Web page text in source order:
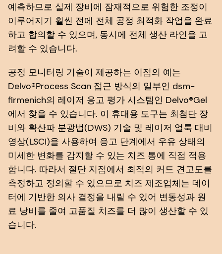
예측하므로 실제 장비에 잠재적으로 위험한 조정이
이루어지기 훨씬 전에 전체 공정 최적화 작업을 완료
하고 합의할 수 있으며, 동시에 전체 생산 라인을 고
려할 수 있습니다.
공정 모니터링 기술이 제공하는 이점의 예는
Delvo®Process Scan 접근 방식의 일부인 dsm-
firmenich의 레이저 응고 평가 시스템인 Delvo®Gel
에서 찾을 수 있습니다. 이 휴대용 도구는 최첨단 장
비와 확산파 분광법(DWS) 기술 및 레이저 얼룩 대비
영상(LSCI)을 사용하여 응고 단계에서 우유 상태의
미세한 변화를 감지할 수 있는 치즈 통에 직접 적용
합니다. 따라서 절단 지점에서 최적의 커드 견고도를
측정하고 정의할 수 있으므로 치즈 제조업체는 데이
터에 기반한 의사 결정을 내릴 수 있어 변동성과 원
료 낭비를 줄여 고품질 치즈를 더 많이 생산할 수 있
습니다.